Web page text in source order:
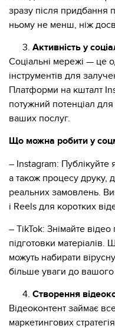
зразу після придбання
ньому не менш, ніж
Активність у
Соціальні мережі — це
інструментів для
Платформи на кшталт
потужний потенціал для
ваших послуг.
Що можна робити у
– Instagram: Публікуйте
а також процесу друку,
реальних замовлень.
і Reels для коротких
– TikTok: Знімайте
підготовки матеріалів.
можуть набирати
більше уваги до
Створення
Відеоконтент займає
маркетингових